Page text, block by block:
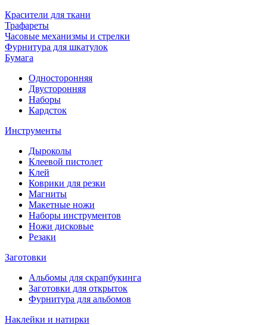
Красители для ткани
Трафареты
Часовые механизмы и стрелки
Фурнитура для шкатулок
Бумага
Односторонняя
Двусторонняя
Наборы
Кардсток
Инструменты
Дыроколы
Клеевой пистолет
Клей
Коврики для резки
Магниты
Макетные ножи
Наборы инструментов
Ножи дисковые
Резаки
Заготовки
Альбомы для скрапбукинга
Заготовки для открыток
Фурнитура для альбомов
Наклейки и натирки